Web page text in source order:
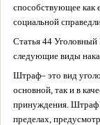
способствующее как
социальной
Статья 44 Уголовный
следующие виды
Штраф– это вид
основной, так и в
принуждения. Штраф
пределах,